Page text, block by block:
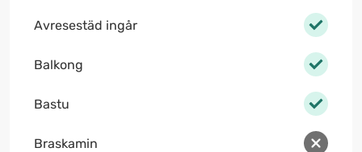
Avresestäd ingår
Balkong
Bastu
Braskamin